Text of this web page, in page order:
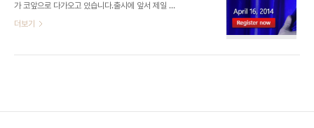
가 코앞으로 다가오고 있습니다.출시에 앞서 제일 먼
저 RAD Studio XE6의 변경내용과 기능을 확인할
더보기